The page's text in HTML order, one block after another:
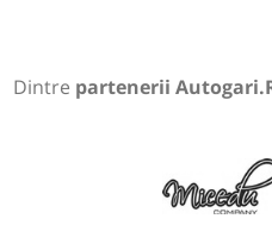
Dintre partenerii